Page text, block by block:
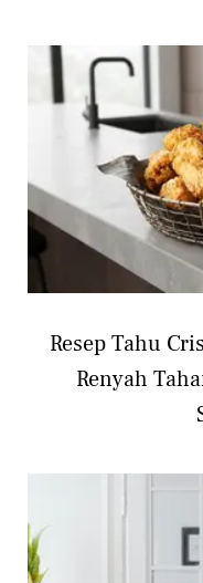
Resep Tahu
Renyah